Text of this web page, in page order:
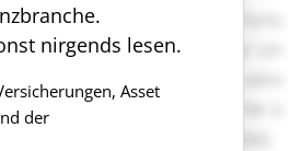
nirgends lesen.
Asset
der